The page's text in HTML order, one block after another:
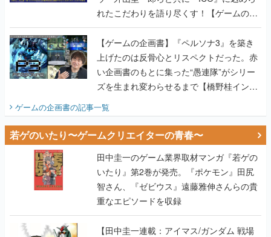
れたこだわりを語り尽くす！【ゲームの企
画書】
【ゲームの企画書】『ペルソナ3』を築き
上げたのは反骨心とリスペクトだった。赤
い企画書のもとに集った“愚連隊”がシリー
ズを生まれ変わらせるまで【橋野桂インタ
ゲームの企画書の記事一覧
若ゲのいたり〜ゲームクリエイターの青春〜
田中圭一のゲーム業界取材マンガ『若ゲの
いたり』第2巻が発売。『ポケモン』田尻
智さん、『ゼビウス』遠藤雅伸さんらの貴
重なエピソードを収録
【田中圭一連載：アイマス/ガンダム 戦場